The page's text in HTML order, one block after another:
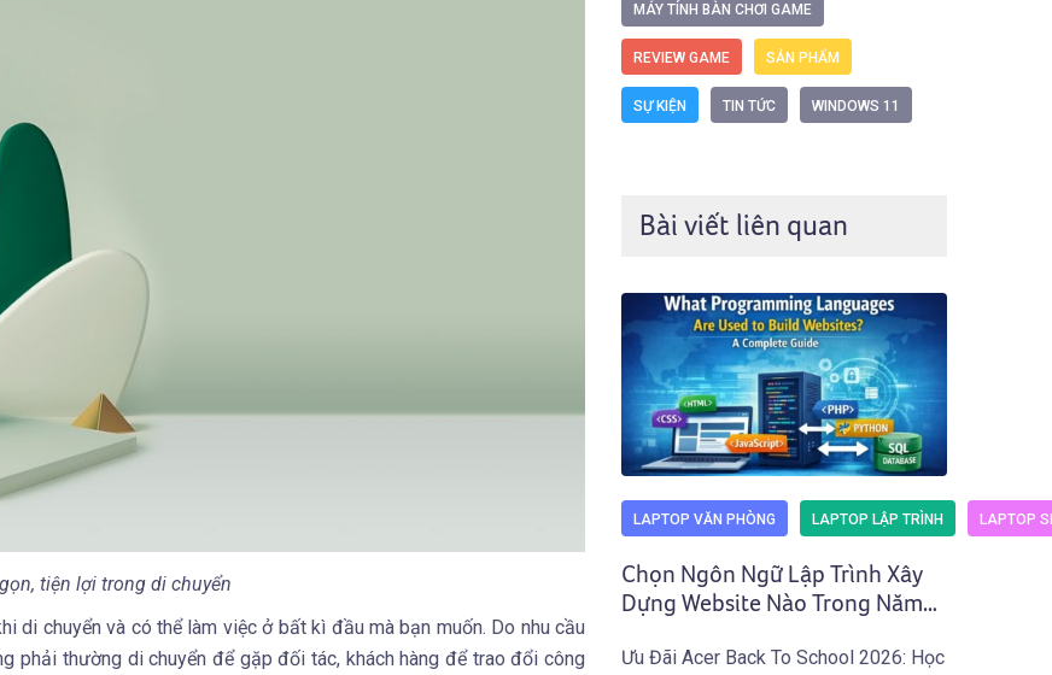
tiện lợi trong di chuyển
di chuyển và có thể làm việc ở bất kì đầu mà bạn muốn. Do nhu cầu
phải thường di chuyển để gặp đối tác, khách hàng để trao đổi công
MÁY TÍNH BÀN CHƠI GAME
REVIEW GAME SẢN PHẨM
SỰ KIỆN TIN TỨC WINDOWS 11
Bài viết liên quan
LAPTOP VĂN PHÒNG LAPTOP LẬP TRÌNH LAPTOP
Chọn Ngôn Ngữ Lập Trình Xây
Dựng Website Nào Trong Năm
Acer
Ưu Đãi Acer Back To School 2026: Học